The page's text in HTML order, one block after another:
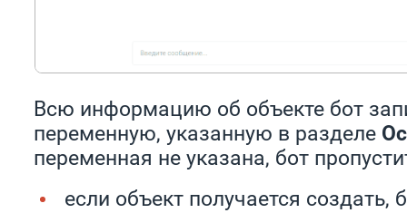
Всю информацию об объекте бот
переменную, указанную в разделе
переменная не указана, бот
если объект получается создать,